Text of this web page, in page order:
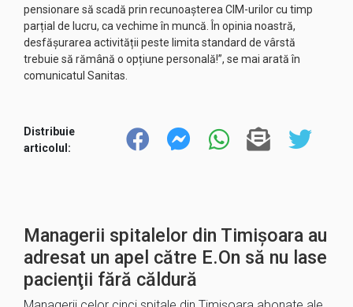
pensionare să scadă prin recunoașterea CIM-urilor cu timp
parțial de lucru, ca vechime în muncă. În opinia noastră,
desfășurarea activității peste limita standard de vârstă
trebuie să rămână o opțiune personală!”, se mai arată în
comunicatul Sanitas.
Distribuie
articolul:
Managerii spitalelor din Timişoara au
adresat un apel către E.On să nu lase
pacienţii fără căldură